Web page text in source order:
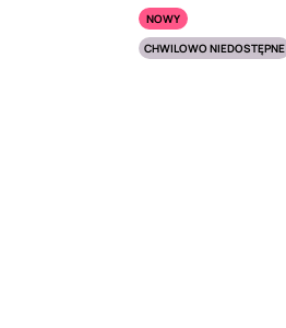
NOWY
CHWILOWO NIEDOSTĘPNE